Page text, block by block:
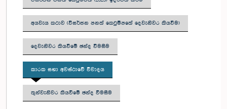
අයවැය කථාව (විසර්ජන පනත් කෙටුම්පතේ දෙවැනිවර කියවීම)
දෙවැනිවර කියවීමේ ඡන්ද විමසීම
කාරක සභා අවස්ථාවේ විවාදය
තුන්වැනිවර කියවීමේ ඡන්ද විමසීම